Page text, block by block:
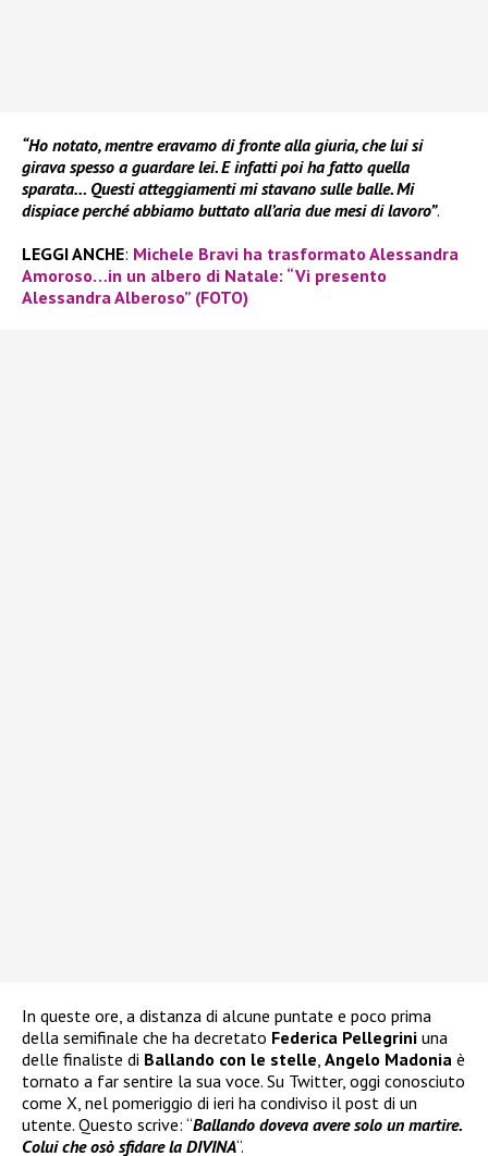
“Ho notato, mentre eravamo di fronte alla giuria, che lui si
girava spesso a guardare lei. E infatti poi ha fatto quella
sparata… Questi atteggiamenti mi stavano sulle balle. Mi
dispiace perché abbiamo buttato all’aria due mesi di lavoro”.
LEGGI ANCHE: Michele Bravi ha trasformato Alessandra
Amoroso…in un albero di Natale: “Vi presento
Alessandra Alberoso” (FOTO)
In queste ore, a distanza di alcune puntate e poco prima
della semifinale che ha decretato Federica Pellegrini una
delle finaliste di Ballando con le stelle, Angelo Madonia è
tornato a far sentire la sua voce. Su Twitter, oggi conosciuto
come X, nel pomeriggio di ieri ha condiviso il post di un
utente. Questo scrive: “Ballando doveva avere solo un martire.
Colui che osò sfidare la DIVINA“.